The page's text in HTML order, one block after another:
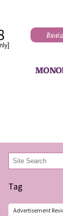
ติดต่
検
索
Tag
Advertisement